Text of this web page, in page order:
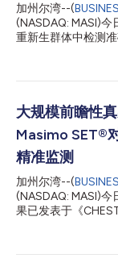
加州尔湾--(
(NASDAQ: MASI)
重新生群体中检测
人患者出现该情况
大学戴维斯分校和
部时间4月27日（
科学术学会
线发表于《儿科杂
出，“我们未发现与
临床场景中可提供
究院(NIH)资助的专
者群体开展Masimo
大规模前瞻性
Masimo SET®
精准监测
加州尔湾--(
(NASDAQ: MASI)
果已发表于《
需使用血管加压药